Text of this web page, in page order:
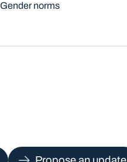
Gender norms